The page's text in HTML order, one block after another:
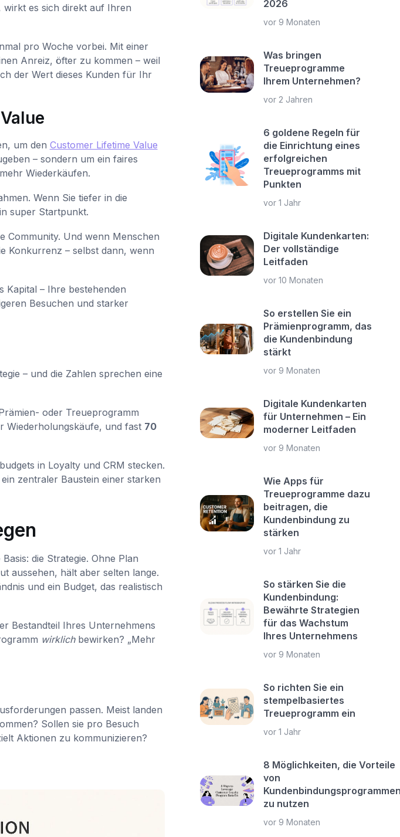
wirkt es sich direkt auf Ihren
pro Woche vorbei. Mit einer
Anreiz, öfter zu kommen – weil
der Wert dieses Kunden für Ihr
um den Customer Lifetime Value
– sondern um ein faires
Wiederkäufen.
Wenn Sie tiefer in die
super Startpunkt.
Community. Und wenn Menschen
Konkurrenz – selbst dann, wenn
Kapital – Ihre bestehenden
Besuchen und starker
– und die Zahlen sprechen eine
oder Treueprogramm
Wiederholungskäufe, und fast 70
in Loyalty und CRM stecken.
zentraler Baustein einer starken
die Strategie. Ohne Plan
aussehen, hält aber selten lange.
und ein Budget, das realistisch
Bestandteil Ihres Unternehmens
wirklichbewirken? „Mehr
passen. Meist landen
Sollen sie pro Besuch
Aktionen zu kommunizieren?
2026
vor 9 Monaten
Was bringen
Treueprogramme
Ihrem Unternehmen?
vor 2 Jahren
6 goldene Regeln für
die Einrichtung eines
erfolgreichen
Treueprogramms mit
Punkten
vor 1 Jahr
Digitale Kundenkarten:
Der vollständige
Leitfaden
vor 10 Monaten
So erstellen Sie ein
Prämienprogramm, das
die Kundenbindung
stärkt
vor 9 Monaten
Digitale Kundenkarten
für Unternehmen – Ein
moderner Leitfaden
vor 9 Monaten
Wie Apps für
Treueprogramme dazu
beitragen, die
Kundenbindung zu
stärken
vor 1 Jahr
So stärken Sie die
Kundenbindung:
Bewährte Strategien
für das Wachstum
Ihres Unternehmens
vor 9 Monaten
So richten Sie ein
stempelbasiertes
Treueprogramm ein
vor 1 Jahr
8 Möglichkeiten, die Vorteile
von
zu nutzen
vor 9 Monaten